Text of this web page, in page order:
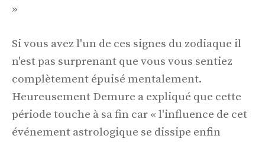
»
Si vous avez l'un de ces signes du zodiaque il
n'est pas surprenant que vous vous sentiez
complètement épuisé mentalement.
Heureusement Demure a expliqué que cette
période touche à sa fin car « l'influence de cet
événement astrologique se dissipe enfin